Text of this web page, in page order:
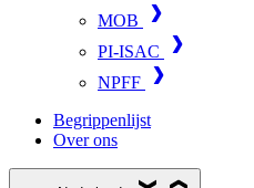
MOB
PI-ISAC
NPFF
Begrippenlijst
Over ons